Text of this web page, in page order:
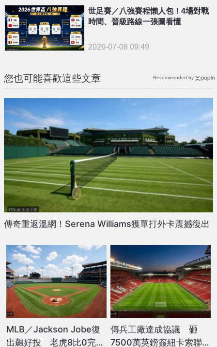
世足賽／八強賽程懶人包！4場對戰
時間、晉級路線一張圖看懂
2026-07-08 09:49
您也可能喜歡這些文章
傳奇重返溫網！Serena Williams獲單打外卡震撼復出
MLB／Jackson Jobe復
出飆好投 老虎8比0完封
傳兵工廠達成協議 砸
7500萬英鎊簽紐卡索聯隊
Recommended by